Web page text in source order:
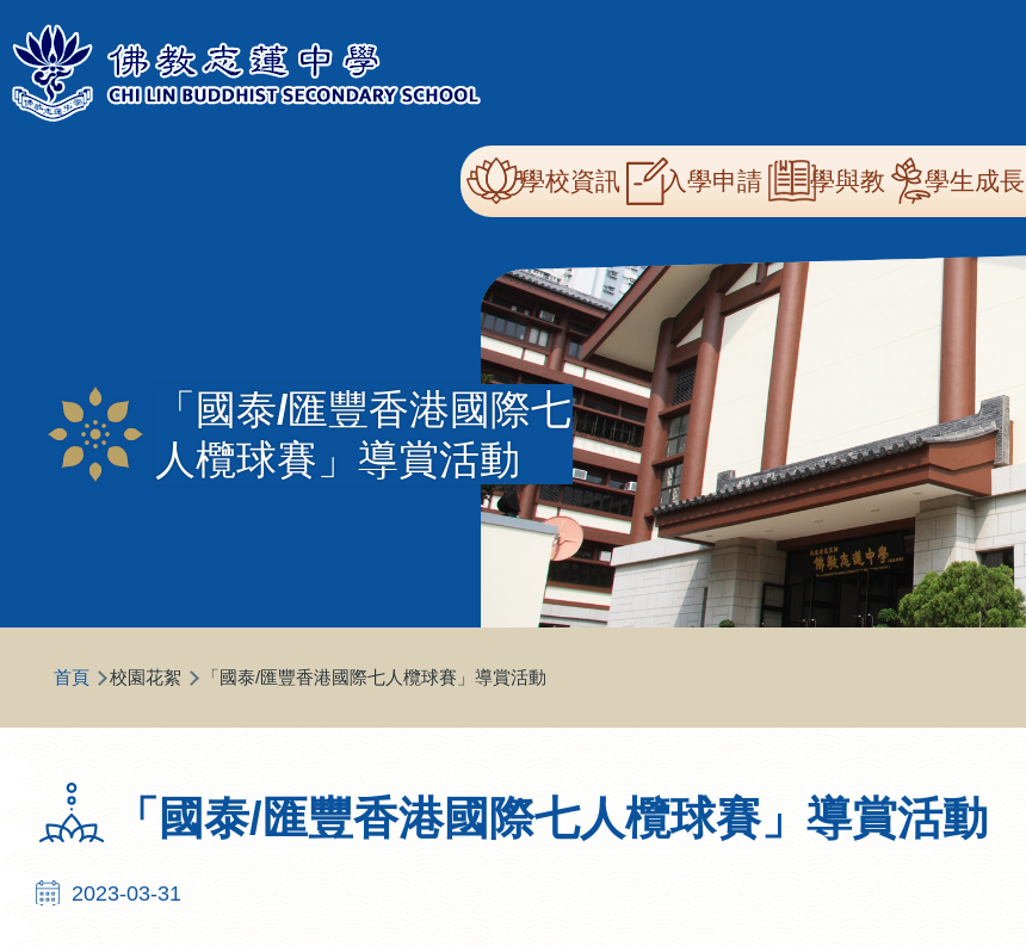
移至主內容
Main
navigation
學校資訊 入學申請 學與教 學生成長
「國泰/匯豐香港國際七
人欖球賽」導賞活動
航
連
結
首頁 校園花絮 「國泰/匯豐香港國際七人欖球賽」導賞活動
「國泰/匯豐香港國際七人欖球賽」導賞活動
2023-03-31